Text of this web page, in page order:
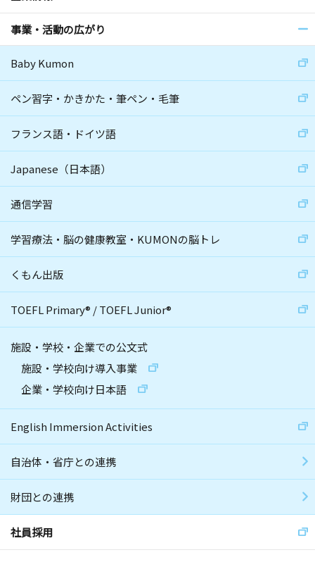
事業・活動の広がり
Baby Kumon
ペン習字・かきかた・筆ペン・毛筆
フランス語・ドイツ語
Japanese（日本語）
通信学習
学習療法・脳の健康教室・KUMONの脳トレ
くもん出版
TOEFL Primary® /TOEFL Junior®
施設・学校・企業での公文式
施設・学校向け導入事業
企業・学校向け日本語
English Immersion Activities
自治体・省庁との連携
財団との連携
社員採用